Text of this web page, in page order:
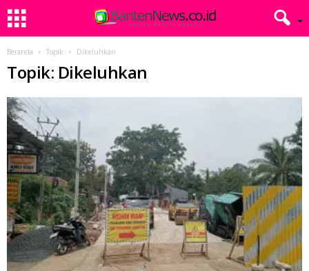
Beranda Topik Dikeluhkan
Topik: Dikeluhkan